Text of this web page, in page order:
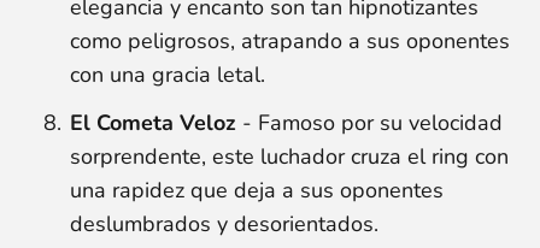
elegancia y encanto son tan hipnotizantes
como peligrosos, atrapando a sus oponentes
con una gracia letal.
El Cometa Veloz - Famoso por su velocidad
sorprendente, este luchador cruza el ring con
una rapidez que deja a sus oponentes
deslumbrados y desorientados.